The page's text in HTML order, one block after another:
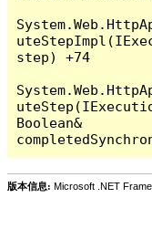
step) +74
Boolean&
版本信息: Microsoft .NET